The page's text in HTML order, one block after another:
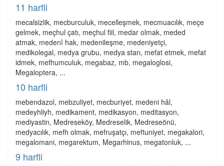
11 harfli
mecalsizlik, mecburculuk, mecelleşmek, mecmuacılık, meçe
gelmek, meçhul çatı, meçhul fiil, medar olmak, meded
atmak, medenî hak, medenileşme, medeniyetçi,
medikolegal, medya grubu, medya starı, mefat etmek, mefat
idmek, mefhumculuk, megabaz, mb, megaloglosi,
Megaloptera, ...
10 harfli
mebendazol, mebzuliyet, mecburiyet, medeni hâl,
medeyhliyh, medikament, medikasyon, meditasyon,
mediyastin, Medreseköy, Medreselik, Medreseönü,
medyacılık, mefh olmak, mefruşatçı, meftuniyet, megakalori,
megalomani, megarektum, Megarhinus, megatonluk, ...
9 harfli